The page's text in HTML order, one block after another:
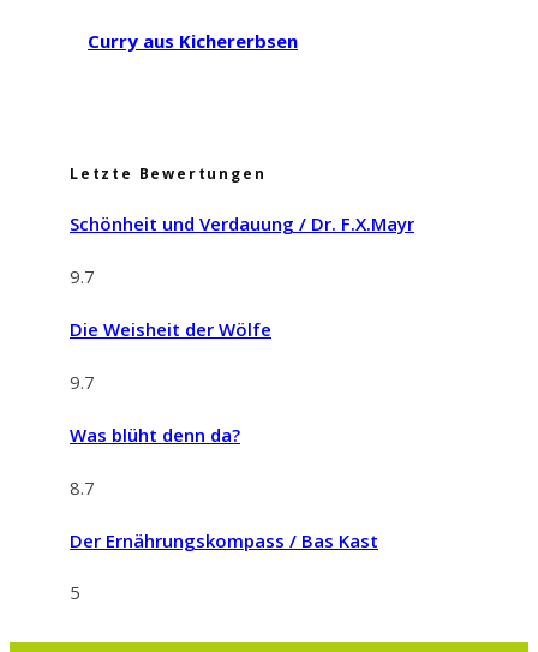
Curry aus Kichererbsen
Letzte Bewertungen
Schönheit und Verdauung / Dr. F.X.Mayr
9.7
Die Weisheit der Wölfe
9.7
Was blüht denn da?
8.7
Der Ernährungskompass / Bas Kast
5